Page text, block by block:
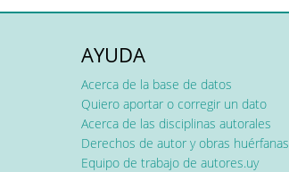
AYUDA
Acerca de la base de datos
Quiero aportar o corregir un dato
Acerca de las disciplinas autorales
Derechos de autor y obras huérfanas
Equipo de trabajo de autores.uy